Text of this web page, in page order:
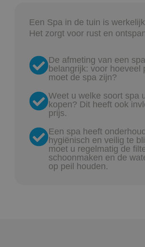
Een Spa in de tuin is
Het zorgt voor rust en
De afmeting van een
belangrijk: voor hoeveel
moet de spa zijn?
Weet u welke soort spa
kopen? Dit heeft ook
prijs.
Een spa heeft
hygiënisch en veilig te
moet u regelmatig de
schoonmaken en de
op peil houden.